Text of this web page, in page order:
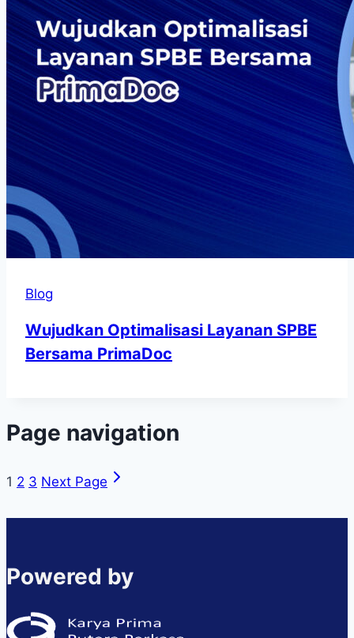
Blog
Wujudkan Optimalisasi Layanan SPBE
Bersama PrimaDoc
Page navigation
1 2 3 Next Page
Powered by